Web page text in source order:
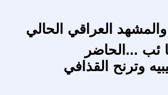
العراقي الحالي
ئب ...الحاضر
وترنح القذافي